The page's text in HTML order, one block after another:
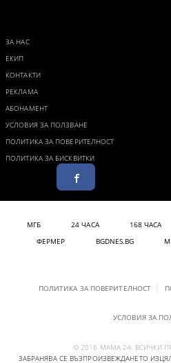
ЗА НАС
ЕКИП
КОНТАКТИ
РЕКЛАМА
АБОНАМЕНТ
УСЛОВИЯ ЗА ПОЛЗВАНЕ
ПОЛИТИКА ЗА ПОВЕРИТЕЛНОСТ
ПОЛИТИКА ЗА БИСКВИТКИ
МГБ 24 ЧАСА 168 ЧАСА
ФЕРМЕР
BGDNES.BG
ПОЛИТИКА ЗА ПОВЕРИТЕЛНОСТ
УСЛОВИЯ ЗА
© 2016 МАМА 24. ВСИЧКИ
ЗАБРАНЯВА СЕ ВЪЗПРОИЗВЕЖДАНЕТО